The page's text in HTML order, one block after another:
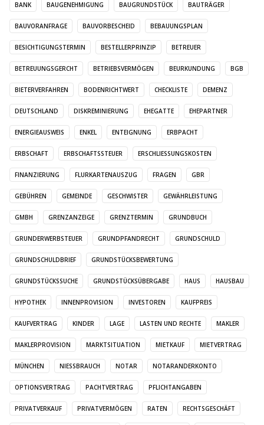
BANK BAUGENEHMIGUNG BAUGRUNDSTÜCK BAUTRÄGER
BAUVORANFRAGE BAUVORBESCHEID BEBAUUNGSPLAN
BESICHTIGUNGSTERMIN BESTELLERPRINZIP BETREUER
BETREUUNGSGERCHT BETRIEBSVERMÖGEN BEURKUNDUNG BGB
BIETERVERFAHREN BODENRICHTWERT CHECKLISTE DEMENZ
DEUTSCHLAND DISKREMINIERUNG EHEGATTE EHEPARTNER
ENERGIEAUSWEIS ENKEL ENTEIGNUNG ERBPACHT
ERBSCHAFT ERBSCHAFTSSTEUER ERSCHLIESSUNGSKOSTEN
FINANZIERUNG FLURKARTENAUSZUG FRAGEN GBR
GEBÜHREN GEMEINDE GESCHWISTER GEWÄHRLEISTUNG
GMBH GRENZANZEIGE GRENZTERMIN GRUNDBUCH
GRUNDERWERBSTEUER GRUNDPFANDRECHT GRUNDSCHULD
GRUNDSCHULDBRIEF GRUNDSTÜCKSBEWERTUNG
GRUNDSTÜCKSSUCHE GRUNDSTÜCKSÜBERGABE HAUS HAUSBAU
HYPOTHEK INNENPROVISION INVESTOREN KAUFPREIS
KAUFVERTRAG KINDER LAGE LASTEN UND RECHTE MAKLER
MAKLERPROVISION MARKTSITUATION MIETKAUF MIETVERTRAG
MÜNCHEN NIESSBRAUCH NOTAR NOTARANDERKONTO
OPTIONSVERTRAG PACHTVERTRAG PFLICHTANGABEN
PRIVATVERKAUF PRIVATVERMÖGEN RATEN RECHTSGESCHÄFT